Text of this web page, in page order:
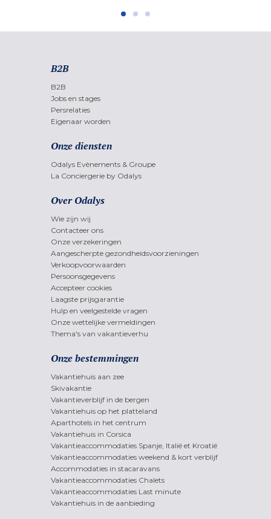
B2B
B2B
Jobs en stages
Persrelaties
Eigenaar worden
Onze diensten
Odalys Evènements & Groupe
La Conciergerie by Odalys
Over Odalys
Wie zijn wij
Contacteer ons
Onze verzekeringen
Aangescherpte gezondheidsvoorzieningen
Verkoopvoorwaarden
Persoonsgegevens
Accepteer cookies
Laagste prijsgarantie
Hulp en veelgestelde vragen
Onze wettelijke vermeldingen
Thema's van vakantieverhu
Onze bestemmingen
Vakantiehuis aan zee
Skivakantie
Vakantieverblijf in de bergen
Vakantiehuis op het platteland
Aparthotels in het centrum
Vakantiehuis in Corsica
Vakantieaccommodaties Spanje, Italië et Kroatië
Vakantieaccommodaties weekend & kort verblijf
Accommodaties in stacaravans
Vakantieaccommodaties Chalets
Vakantieaccommodaties Last minute
Vakantiehuis in de aanbieding